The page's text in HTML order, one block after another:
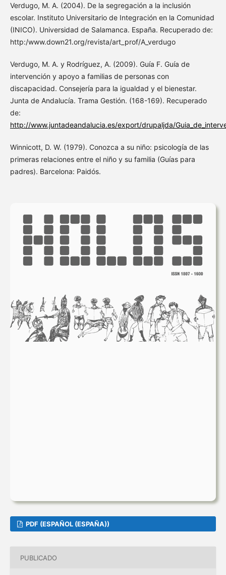
Verdugo, M. A. (2004). De la segregación a la inclusión
escolar. Instituto Universitario de Integración en la Comunidad
(INICO). Universidad de Salamanca. España. Recuperado de:
http:/www.down21.org/revista/art_prof/A_verdugo
Verdugo, M. A. y Rodríguez, A. (2009). Guía F. Guía de
intervención y apoyo a familias de personas con
discapacidad. Consejería para la igualdad y el bienestar.
Junta de Andalucía. Trama Gestión. (168-169). Recuperado
de:
http://www.juntadeandalucia.es/export/drupaljda/
Winnicott, D. W. (1979). Conozca a su niño: psicología de las
primeras relaciones entre el niño y su familia (Guías para
padres). Barcelona: Paidós.
PDF (ESPAÑOL (ESPAÑA))
PUBLICADO